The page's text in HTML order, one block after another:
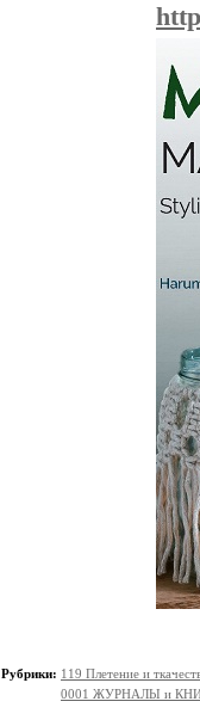
Рубрики: 119 Плетение и
0001 ЖУРНАЛЫ и